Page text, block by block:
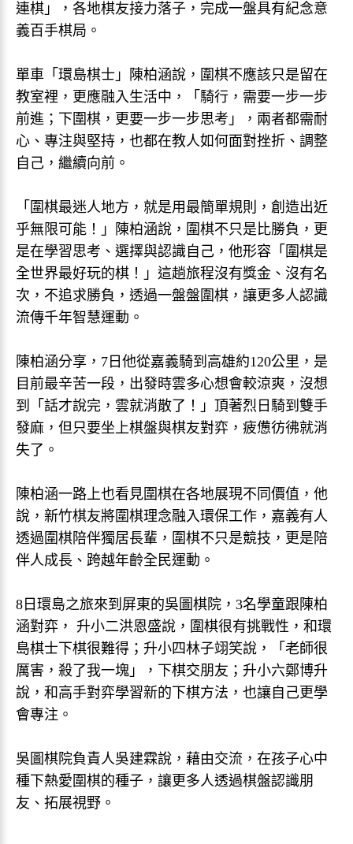
連棋」，各地棋友接力落子，完成一盤具有紀念意
義百手棋局。
單車「環島棋士」陳柏涵說，圍棋不應該只是留在
教室裡，更應融入生活中，「騎行，需要一步一步
前進；下圍棋，更要一步一步思考」，兩者都需耐
心、專注與堅持，也都在教人如何面對挫折、調整
自己，繼續向前。
「圍棋最迷人地方，就是用最簡單規則，創造出近
乎無限可能！」陳柏涵說，圍棋不只是比勝負，更
是在學習思考、選擇與認識自己，他形容「圍棋是
全世界最好玩的棋！」這趟旅程沒有獎金、沒有名
次，不追求勝負，透過一盤盤圍棋，讓更多人認識
流傳千年智慧運動。
陳柏涵分享，7日他從嘉義騎到高雄約120公里，是
目前最辛苦一段，出發時雲多心想會較涼爽，沒想
到「話才說完，雲就消散了！」頂著烈日騎到雙手
發麻，但只要坐上棋盤與棋友對弈，疲憊彷彿就消
失了。
陳柏涵一路上也看見圍棋在各地展現不同價值，他
說，新竹棋友將圍棋理念融入環保工作，嘉義有人
透過圍棋陪伴獨居長輩，圍棋不只是競技，更是陪
伴人成長、跨越年齡全民運動。
8日環島之旅來到屏東的吳圖棋院，3名學童跟陳柏
涵對弈， 升小二洪恩盛說，圍棋很有挑戰性，和環
島棋士下棋很難得；升小四林子翊笑說，「老師很
厲害，殺了我一塊」，下棋交朋友；升小六鄭博升
說，和高手對弈學習新的下棋方法，也讓自己更學
會專注。
吳圖棋院負責人吳建霖說，藉由交流，在孩子心中
種下熱愛圍棋的種子，讓更多人透過棋盤認識朋
友、拓展視野。